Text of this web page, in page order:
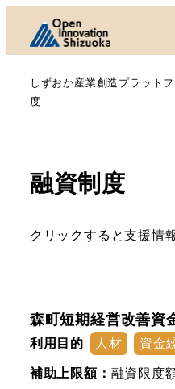
しずおか産業創造プラット
度
融資制度
クリックすると支援情
森町短期経営改善資
利用目的 人材
資金
補助上限額： 融資限度